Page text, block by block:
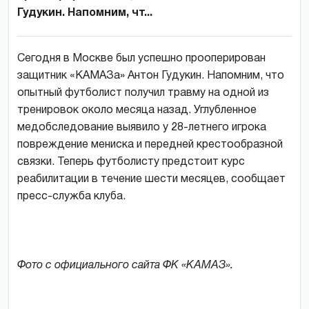
Гудукин. Напомним, чт...
Сегодня в Москве был успешно прооперирован
защитник «КАМАЗа» Антон Гудукин. Напомним, что
опытный футболист получил травму на одной из
тренировок около месяца назад. Углубленное
медобследование выявило у 28-летнего игрока
повреждение мениска и передней крестообразной
связки. Теперь футболисту предстоит курс
реабилитации в течение шести месяцев, сообщает
пресс-служба клуба.
Фото с официального сайта ФК «КАМАЗ».